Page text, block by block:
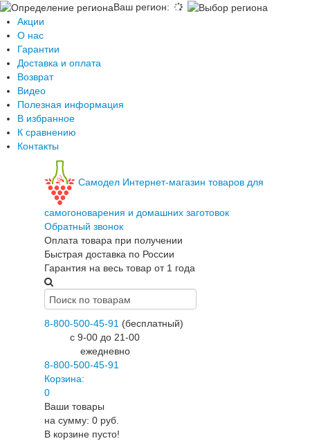
Ваш регион:
Акции
О нас
Гарантии
Доставка и оплата
Возврат
Видео
Полезная информация
В избранное
К сравнению
Контакты
Самодел Интернет-магазин товаров для
самогоноварения и домашних заготовок
Обратный звонок
Оплата товара при получении
Быстрая доставка по России
Гарантия на весь товар от 1 года
8-800-500-45-91 (бесплатный)
c 9-00 до 21-00
ежедневно
8-800-500-45-91
Корзина:
0
Ваши товары
на сумму: 0 руб.
В корзине пусто!